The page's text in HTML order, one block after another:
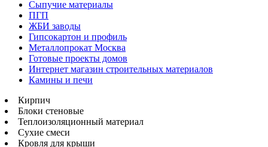
Сыпучие материалы
ПГП
ЖБИ заводы
Гипсокартон и профиль
Металлопрокат Москва
Готовые проекты домов
Интернет магазин строительных материалов
Камины и печи
Кирпич
Блоки стеновые
Теплоизоляционный материал
Сухие смеси
Кровля для крыши